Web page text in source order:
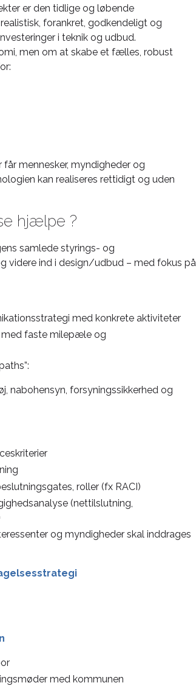
er den tidlige og løbende
forankret, godkendeligt og
i teknik og udbud.
men om at skabe et fælles, robust
mennesker, myndigheder og
kan realiseres rettidigt og uden
hjælpe ?
samlede styrings- og
videre ind i design/udbud – med fokus på
med konkrete aktiviteter
faste milepæle og
nabohensyn, forsyningssikkerhed og
roller (fx RACI)
(nettilslutning,
og myndigheder skal inddrages
med kommunen